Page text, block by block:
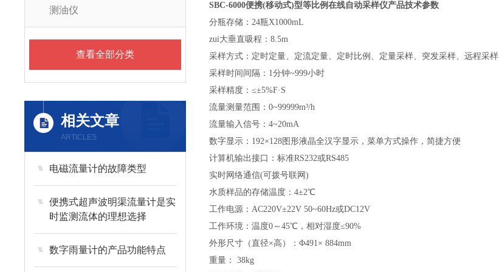
测油仪
查看全部分类
相关文章
ARTICLES
电磁流量计的故障类型
便携式超声波明渠流量计是实
时监测流体的理想选择
数字雨量计的产品功能特点
SBC-6000便携(移动式)型等比例在线自动采样仪产品技术参数
分瓶存储：24瓶X1000mL
zui大垂直吸程：8.5m
采样方式：定时定量、定流定量、定时比例、定量采样、突发采样、远程采样
采样时间间隔：1分钟~999小时
采样精度：≤±5%F·S
流量测量范围：0~99999m³/h
流量输入信号：4~20mA
数字显示：192×128图形液晶全汉字显示，菜单方式操作，简捷方便
计算机输出接口：标准RS232或RS485
实时网络通信(可拨号联网)
水质样品的存储温度：4±2℃
工作电源：AC220V±22V 50~60Hz或DC12V
工作环境：温度0～45℃，相对湿度≤90%
外形尺寸（直径×高）：Φ491× 884mm
重量： 38kg